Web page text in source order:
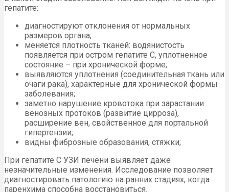
гепатите:
диагностируют отклонения от нормальных
размеров органа;
меняется плотность тканей: водянистость
появляется при остром гепатите С, уплотненное
состояние – при хронической форме;
выявляются уплотнения (соединительная ткань или
очаги рака), характерные для хронической формы
заболевания;
заметно нарушение кровотока при зарастании
венозных протоков (развитие цирроза),
расширение вен, свойственное для портальной
гипертензии;
видны фиброзные образования, стяжки;
При гепатите С УЗИ печени выявляет даже
незначительные изменения. Исследование позволяет
диагностировать патологию на ранних стадиях, когда
паренхима способна восстановиться.